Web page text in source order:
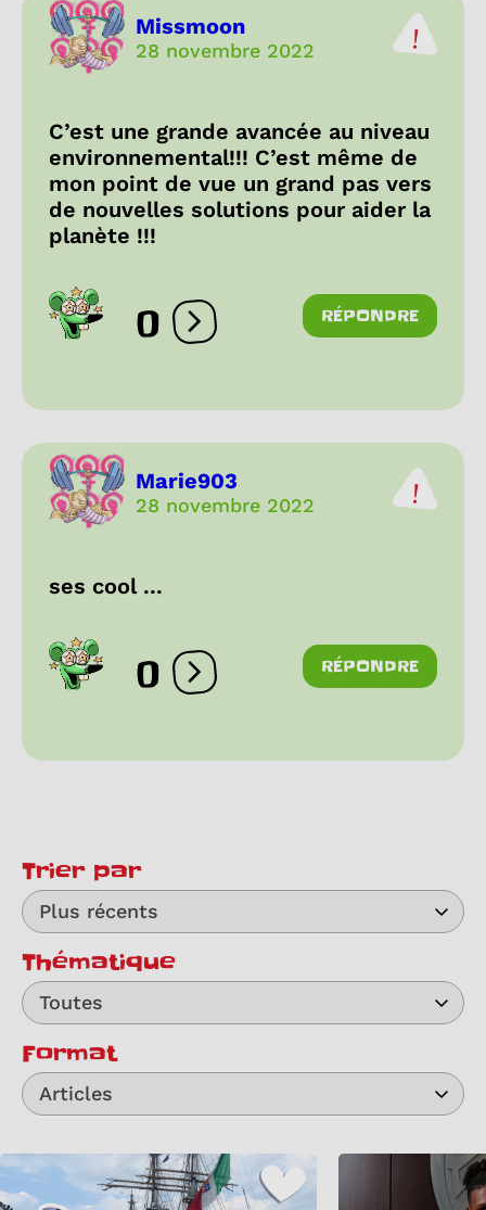
Missmoon
28 novembre 2022
C’est une grande avancée au niveau
environnemental!!! C’est même de
mon point de vue un grand pas vers
de nouvelles solutions pour aider la
planète !!!
0 Ouvrir les réactions
RÉPONDRE
Marie903
28 novembre 2022
ses cool ...
0 Ouvrir les réactions
RÉPONDRE
Trier par
Plus récents
Thématique
Toutes
Format
Articles